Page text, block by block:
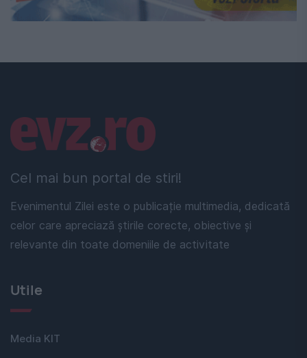
Cel mai bun portal de stiri!
Evenimentul Zilei este o publicație multimedia, dedicată
celor care apreciază știrile corecte, obiective și
relevante din toate domeniile de activitate
Linkuri utile
Utile
Media KIT